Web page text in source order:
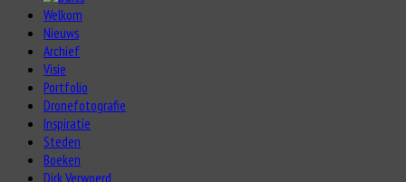
Welkom
Nieuws
Archief
Visie
Portfolio
Dronefotografie
Inspiratie
Steden
Boeken
Dirk Verwoerd